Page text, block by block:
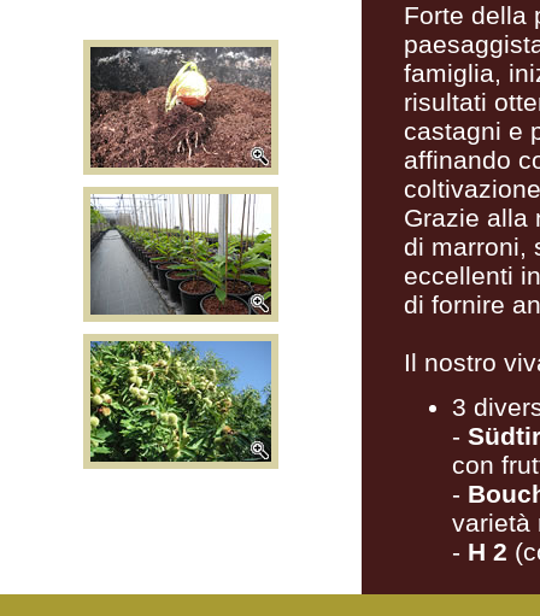
Forte della
famiglia,
risultati
castagni e
affinando
Grazie alla
di marroni,
eccellenti
di fornire
Il nostro
3
-
con
-
varietà
- H 2